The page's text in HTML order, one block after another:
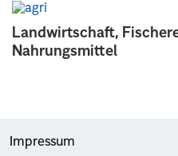
Landwirtschaft,
Nahrungsmittel
Impressum